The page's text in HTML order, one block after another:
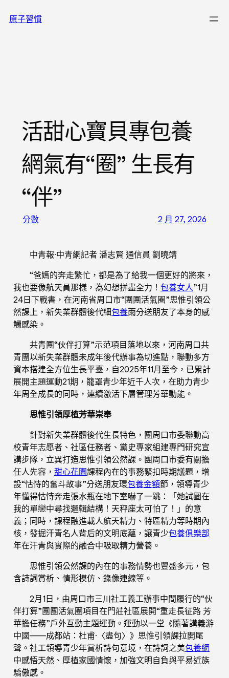
至原子習慣
活甜心寶貝專包養
網氣有“圈” 生長有
“伴”
分數 2 月 27, 2026
中青報·中青網記者 潘志賢 通信員 劉曉靖
“爸媽的奔走繁忙，都是為了給我一個更好的將來，
我也要像航天員那樣，為幻想拼盡全力！ 包養女人”1月
24日下戰書，在河南省周口市“團團活氣圈”思惟引領公
然課上，新失業群體後代細包養雨分送朋友了本身的感
觸感染。
共青團“伙伴打算”示范項目落地以來，河南周口共
青團以新失業群體未成年後代辦事為切進點，聯動多方
資本搭建全方位生長平臺，自2025年11月至今，已累計
展開主題運動21期，籠罩青少年近千人次，在助力青少
年周全成長的同時，連續激活下層管理芳華動能。
思惟引領厚植芳華崇奉
針對新失業群體後代生長特色，團周口市委聯動高
校青年志愿者、社區任務者、黨史專家組建專門研究宣
講步隊，立異打造思惟引領公然課。團周口市委有關擔
任人先容， 甜心花園課程內在的事務緊扣時期議題，增
設“怙恃的奮斗故事”分送朋友環包養金額節，領導青少
年懂得怙恃奔走張水瓶在地下室嚇了一跳：「她試圖在
我的單戀中尋找邏輯結構！天秤座太可怕了！」的意
義；同時，課程融進載人航天精力、特區精力等時期內
核，發掘汗青名人背后的文明底蘊，讓青少包養俱樂部
年在汗青與實際的融合中吸取精力營養。
思惟引領公然課的內在的事務情勢也豐盛多元，包
含詩詞賞析、情形模仿、錄像連線等。
2月1日，由周口市三川社工義工辦事中間履行的“伙
伴打算”團團活氣圈項目在門莊社區展開“重走長征路 芳
華擔任務”戶外互動主題運動。運動以一堂《隨著講義游
中國——成都站：杜甫·〈盡句〉》思惟引領課拉開尾
聲。社工領導青少年賞析詩句意境，在詩詞之美包養網
中感悟天然、厚植家國情懷，加強文明自負與平易近族
驕傲感。